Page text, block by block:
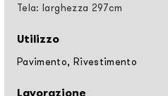
Tela: larghezza 297cm
Utilizzo
Pavimento, Rivestimento
Lavorazione